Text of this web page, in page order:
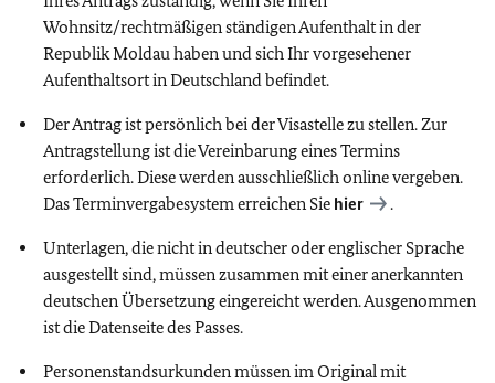
Wohnsitz/rechtmäßigen ständigen Aufenthalt in der
Republik Moldau haben und sich Ihr vorgesehener
Aufenthaltsort in Deutschland befindet.
Der Antrag ist persönlich bei der Visastelle zu stellen. Zur
Antragstellung ist die Vereinbarung eines Termins
erforderlich. Diese werden ausschließlich online vergeben.
Das Terminvergabesystem erreichen Sie hier .
Unterlagen, die nicht in deutscher oder englischer Sprache
ausgestellt sind, müssen zusammen mit einer anerkannten
deutschen Übersetzung eingereicht werden. Ausgenommen
ist die Datenseite des Passes.
Personenstandsurkunden müssen im Original mit